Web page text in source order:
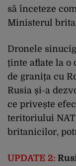
să înceteze
Ministerul
Dronele
ținte aflate la o
de granița cu
Rusia și-a
ce privește
teritoriului
britanicilor,
UPDATE 2: